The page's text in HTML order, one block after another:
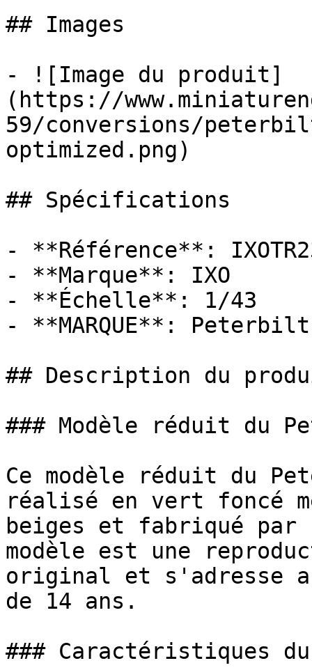
## Images
- ![Image du produit]
(https://
59/conversions/
optimized.png)
## Spécifications
- **Référence**:
- **Marque**: IXO
- **Échelle**: 1/43
- **MARQUE**: Peterbilt
## Description du
### Modèle réduit du
Ce modèle réduit du
réalisé en vert foncé
beiges et fabriqué
modèle est une
original et s'adresse
de 14 ans.
### Caractéristiques